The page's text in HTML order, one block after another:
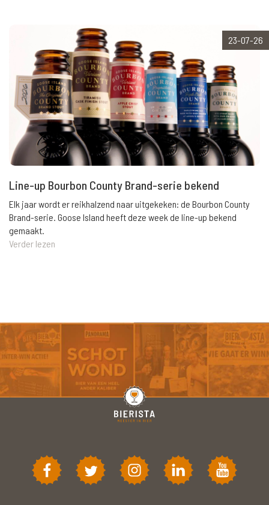
23-07-26
Line-up Bourbon County Brand-serie bekend
Elk jaar wordt er reikhalzend naar uitgekeken: de Bourbon County
Brand-serie. Goose Island heeft deze week de line-up bekend
gemaakt.
Verder lezen